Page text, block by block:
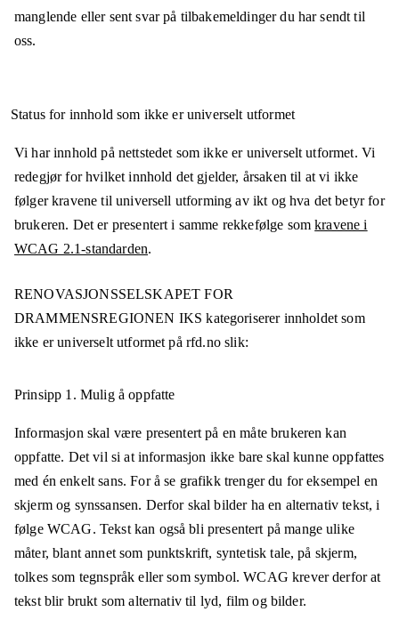
manglende eller sent svar på tilbakemeldinger du har sendt til
oss.
Status for innhold som ikke er universelt utformet
Vi har innhold på nettstedet som ikke er universelt utformet. Vi
redegjør for hvilket innhold det gjelder, årsaken til at vi ikke
følger kravene til universell utforming av ikt og hva det betyr for
brukeren. Det er presentert i samme rekkefølge somkravene i
WCAG 2.1-standarden.
RENOVASJONSSELSKAPET FOR
DRAMMENSREGIONEN IKS kategoriserer innholdet som
ikke er universelt utformet på rfd.noslik:
Prinsipp 1. Mulig å oppfatte
Informasjon skal være presentert på en måte brukeren kan
oppfatte. Det vil si at informasjon ikke bare skal kunne oppfattes
med én enkelt sans. For å se grafikk trenger du for eksempel en
skjerm og synssansen. Derfor skal bilder ha en alternativ tekst, i
følge WCAG. Tekst kan også bli presentert på mange ulike
måter, blant annet som punktskrift, syntetisk tale, på skjerm,
tolkes som tegnspråk eller som symbol. WCAG krever derfor at
tekst blir brukt som alternativ til lyd, film og bilder.